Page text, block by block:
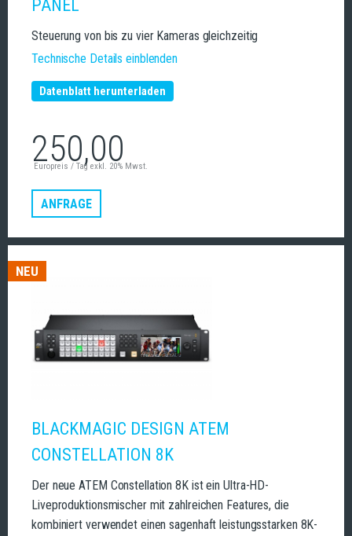
PANEL
Steuerung von bis zu vier Kameras gleichzeitig
Technische Details einblenden
Datenblatt herunterladen
250,00
Europreis / Tag exkl. 20% Mwst.
ANFRAGE
BLACKMAGIC DESIGN ATEM
CONSTELLATION 8K
Der neue ATEM Constellation 8K ist ein Ultra-HD-
Liveproduktionsmischer mit zahlreichen Features, die
kombiniert verwendet einen sagenhaft leistungsstarken 8K-
NEU